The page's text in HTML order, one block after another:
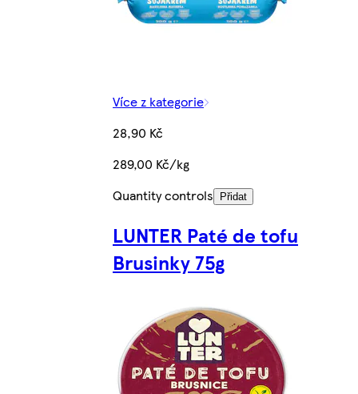
Více z kategorie
28,90 Kč
289,00 Kč/kg
Quantity controls
Přidat
LUNTER Paté de tofu
Brusinky 75g